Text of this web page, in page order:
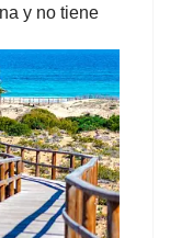
y no tiene